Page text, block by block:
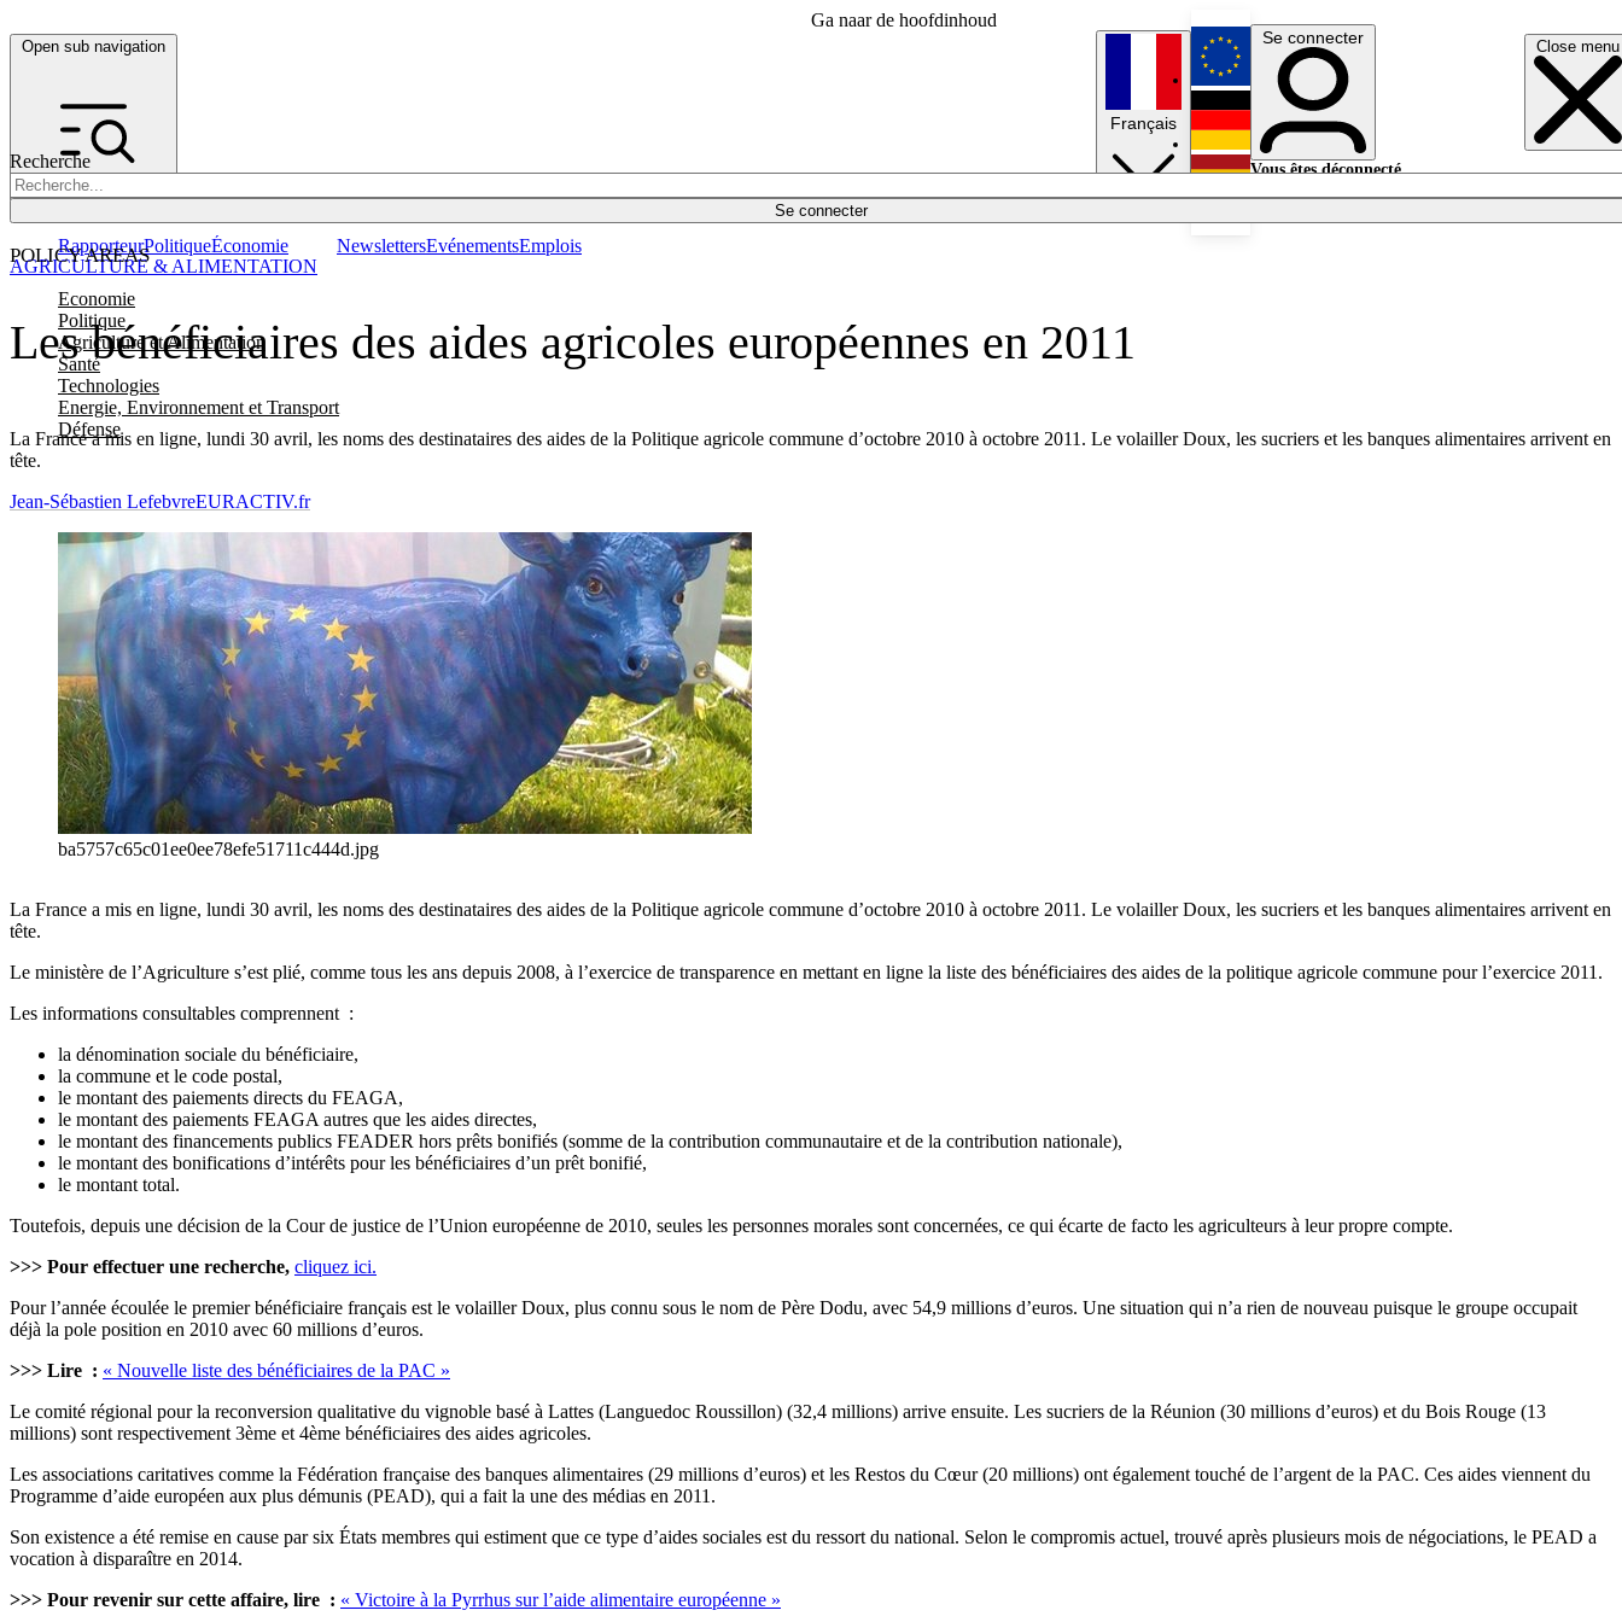
Ga naar de hoofdinhoud
Open sub navigation Close menu
Recherche
Se connecter
POLICY AREAS
Economie
Politique
Agriculture et Alimentation
Santé
Technologies
Energie, Environnement et Transport
Défense
RapporteurPolitiqueÉconomie NewslettersEvénementsEmplois
Français
English
Deutsch
Se connecter
Vous êtes déconnecté.
Les bénéficiaires des aides agricoles européennes en 2011
La France a mis en ligne, lundi 30 avril, les noms des destinataires des aides de la Politique agricole commune d’octobre 2010 à octobre 2011. Le volailler Doux, les sucriers et les banques alimentaires arrivent en
tête.
AGRICULTURE & ALIMENTATION
Jean-Sébastien LefebvreEURACTIV.fr
ba5757c65c01ee0ee78efe51711c444d.jpg
La France a mis en ligne, lundi 30 avril, les noms des destinataires des aides de la Politique agricole commune d’octobre 2010 à octobre 2011. Le volailler Doux, les sucriers et les banques alimentaires arrivent en
tête.
Le ministère de l’Agriculture s’est plié, comme tous les ans depuis 2008, à l’exercice de transparence en mettant en ligne la liste des bénéficiaires des aides de la politique agricole commune pour l’exercice 2011.
Les informations consultables comprennent :
la dénomination sociale du bénéficiaire,
la commune et le code postal,
le montant des paiements directs du FEAGA,
le montant des paiements FEAGA autres que les aides directes,
le montant des financements publics FEADER hors prêts bonifiés (somme de la contribution communautaire et de la contribution nationale),
le montant des bonifications d’intérêts pour les bénéficiaires d’un prêt bonifié,
le montant total.
Toutefois, depuis une décision de la Cour de justice de l’Union européenne de 2010, seules les personnes morales sont concernées, ce qui écarte de facto les agriculteurs à leur propre compte.
>>> Pour effectuer une recherche, cliquez ici.
Pour l’année écoulée le premier bénéficiaire français est le volailler Doux, plus connu sous le nom de Père Dodu, avec 54,9 millions d’euros. Une situation qui n’a rien de nouveau puisque le groupe occupait
déjà la pole position en 2010 avec 60 millions d’euros.
>>> Lire : « Nouvelle liste des bénéficiaires de la PAC »
Le comité régional pour la reconversion qualitative du vignoble basé à Lattes (Languedoc Roussillon) (32,4 millions) arrive ensuite. Les sucriers de la Réunion (30 millions d’euros) et du Bois Rouge (13
millions) sont respectivement 3ème et 4ème bénéficiaires des aides agricoles.
Les associations caritatives comme la Fédération française des banques alimentaires (29 millions d’euros) et les Restos du Cœur (20 millions) ont également touché de l’argent de la PAC. Ces aides viennent du
Programme d’aide européen aux plus démunis (PEAD), qui a fait la une des médias en 2011.
Son existence a été remise en cause par six États membres qui estiment que ce type d’aides sociales est du ressort du national. Selon le compromis actuel, trouvé après plusieurs mois de négociations, le PEAD a
vocation à disparaître en 2014.
>>> Pour revenir sur cette affaire, lire : « Victoire à la Pyrrhus sur l’aide alimentaire européenne »